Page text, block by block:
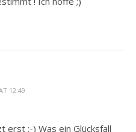
12:49
erst :-) Was ein Glücksfall